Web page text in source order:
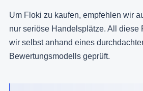
Um Floki zu kaufen, empfehlen wir
nur seriöse Handelsplätze. All diese
wir selbst anhand eines
Bewertungsmodells geprüft.